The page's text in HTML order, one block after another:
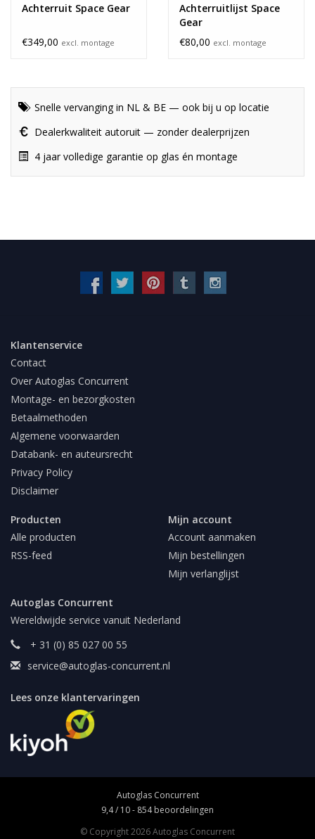
Achterruit Space Gear
€349,00 excl. montage
Achterruitlijst Space
Gear
€80,00 excl. montage
Snelle vervanging in NL & BE — ook bij u op locatie
Dealerkwaliteit autoruit — zonder dealerprijzen
4 jaar volledige garantie op glas én montage
Klantenservice
Contact
Over Autoglas Concurrent
Montage- en bezorgkosten
Betaalmethoden
Algemene voorwaarden
Databank- en auteursrecht
Privacy Policy
Disclaimer
Producten
Alle producten
RSS-feed
Mijn account
Account aanmaken
Mijn bestellingen
Mijn verlanglijst
Autoglas Concurrent
Wereldwijde service vanuit Nederland
+ 31 (0) 85 027 00 55
service@autoglas-concurrent.nl
Lees onze klantervaringen
Autoglas Concurrent
9,4/ 10- 854beoordelingen
© Copyright 2026 Autoglas Concurrent